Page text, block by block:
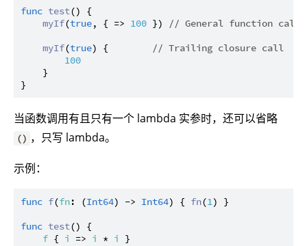
func test() {
myIf(true, { => 100 })
// General function call
myIf(true) {
// Trailing closure call
100
    }
当函数调用有且只有一个 lambda 实参时，还可以省略
() ，只写 lambda。
示例：
func f(fn: (Int64) -> Int64) { fn(1) }
func test() {
f { i => i * i
}